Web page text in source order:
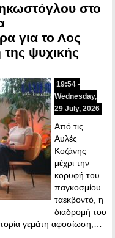
στο
για το Λος
ψυχικής
19:54 -
Wednesday,
29 July, 2026
Από τις
Αυλές
Κοζάνης
μέχρι την
κορυφή του
παγκοσμίου
ταεκβοντό, η
διαδρομή του
γεμάτη αφοσίωση,…